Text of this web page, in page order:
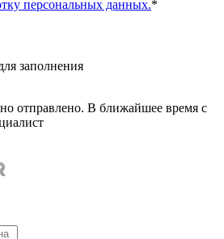
персональных данных.*
заполнения
отправлено. В ближайшее время с